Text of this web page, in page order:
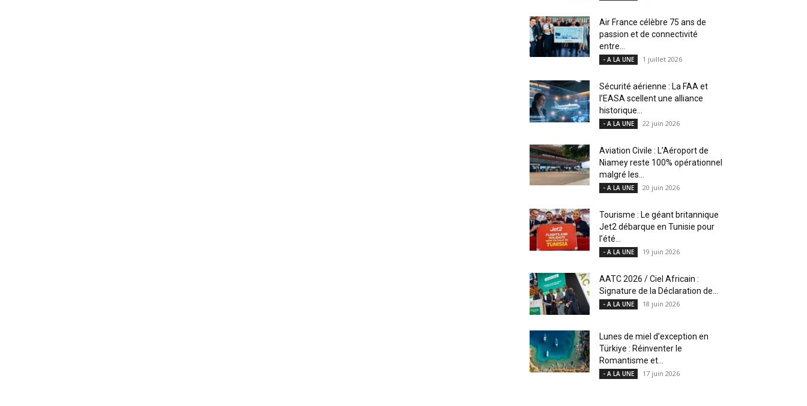
Air France célèbre 75 ans de
passion et de connectivité
entre...
- A LA UNE 1 juillet 2026
Sécurité aérienne : La FAA et
l’EASA scellent une alliance
historique...
- A LA UNE 22 juin 2026
Aviation Civile : L’Aéroport de
Niamey reste 100% opérationnel
malgré les...
- A LA UNE 20 juin 2026
Tourisme : Le géant britannique
Jet2 débarque en Tunisie pour
l’été...
- A LA UNE 19 juin 2026
AATC 2026 / Ciel Africain :
Signature de la Déclaration de...
- A LA UNE 18 juin 2026
Lunes de miel d’exception en
Türkiye : Réinventer le
Romantisme et...
- A LA UNE 17 juin 2026